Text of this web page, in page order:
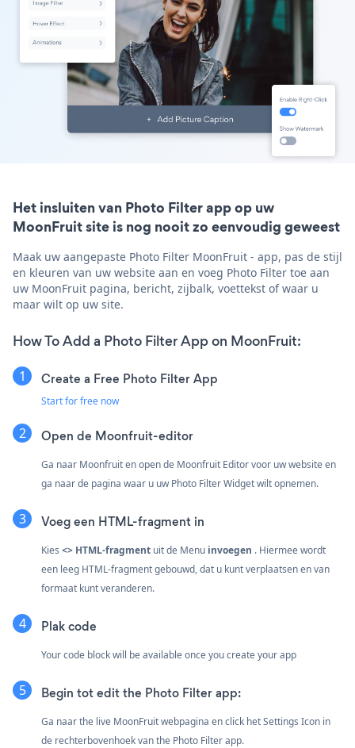
Het insluiten van Photo Filter app op uw
MoonFruit site is nog nooit zo eenvoudig geweest
Maak uw aangepaste Photo Filter MoonFruit - app, pas de stijl
en kleuren van uw website aan en voeg Photo Filter toe aan
uw MoonFruit pagina, bericht, zijbalk, voettekst of waar u
maar wilt op uw site.
How To Add a Photo Filter App on MoonFruit:
Create a Free Photo Filter App
Start for free now
Open de Moonfruit-editor
Ga naar Moonfruit en open de Moonfruit Editor voor uw website en
ga naar de pagina waar u uw Photo Filter Widget wilt opnemen.
Voeg een HTML-fragment in
Kies <> HTML-fragment uit de Menu invoegen . Hiermee wordt
een leeg HTML-fragment gebouwd, dat u kunt verplaatsen en van
formaat kunt veranderen.
Plak code
Your code block will be available once you create your app
Begin tot edit the Photo Filter app:
Ga naar the live MoonFruit webpagina en click het Settings Icon in
de rechterbovenhoek van the Photo Filter app.